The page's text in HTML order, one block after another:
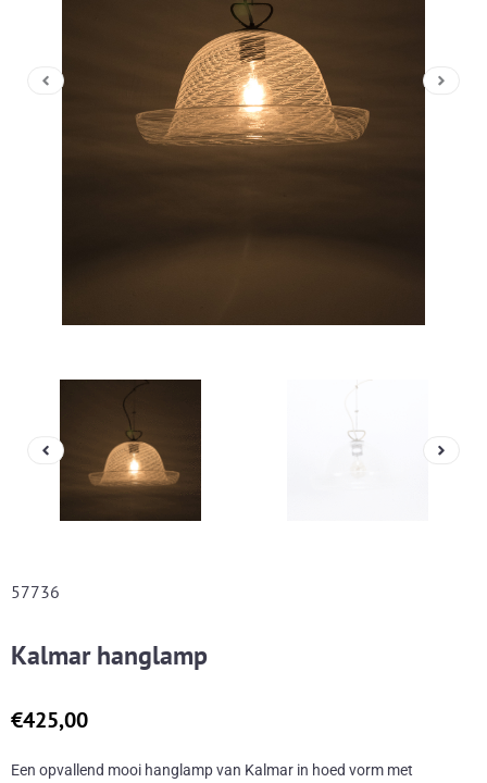
57736
Kalmar hanglamp
€425,00
Een opvallend mooi hanglamp van Kalmar in hoed vorm met